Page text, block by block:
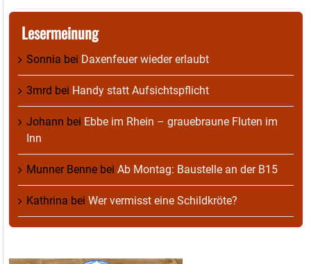
Lesermeinung
Sonnia bei Daxenfeuer wieder erlaubt
3mrd bei Handy statt Aufsichtspflicht
Johann bei Ebbe im Rhein – grauebraune Fluten im
Inn
Munner Benne bei Ab Montag: Baustelle an der B15
Kathrina bei Wer vermisst eine Schildkröte?